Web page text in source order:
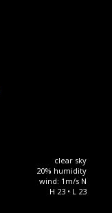
clear sky
20% humidity
wind: 1m/s N
H 23 • L 23